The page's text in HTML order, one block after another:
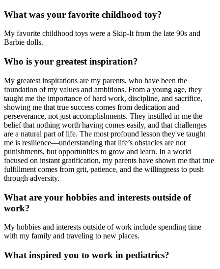
What was your favorite childhood toy?
My favorite childhood toys were a Skip-It from the late 90s and
Barbie dolls.
Who is your greatest inspiration?
My greatest inspirations are my parents, who have been the
foundation of my values and ambitions. From a young age, they
taught me the importance of hard work, discipline, and sacrifice,
showing me that true success comes from dedication and
perseverance, not just accomplishments. They instilled in me the
belief that nothing worth having comes easily, and that challenges
are a natural part of life. The most profound lesson they've taught
me is resilience—understanding that life’s obstacles are not
punishments, but opportunities to grow and learn. In a world
focused on instant gratification, my parents have shown me that true
fulfillment comes from grit, patience, and the willingness to push
through adversity.
What are your hobbies and interests outside of
work?
My hobbies and interests outside of work include spending time
with my family and traveling to new places.
What inspired you to work in pediatrics?